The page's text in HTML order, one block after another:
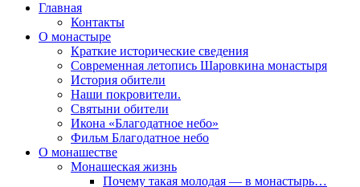
Главная
Контакты
О монастыре
Краткие исторические сведения
Современная летопись Шаровкина монастыря
История обители
Наши покровители.
Святыни обители
Икона «Благодатное небо»
Фильм Благодатное небо
О монашестве
Монашеская жизнь
Почему такая молодая — в монастырь…